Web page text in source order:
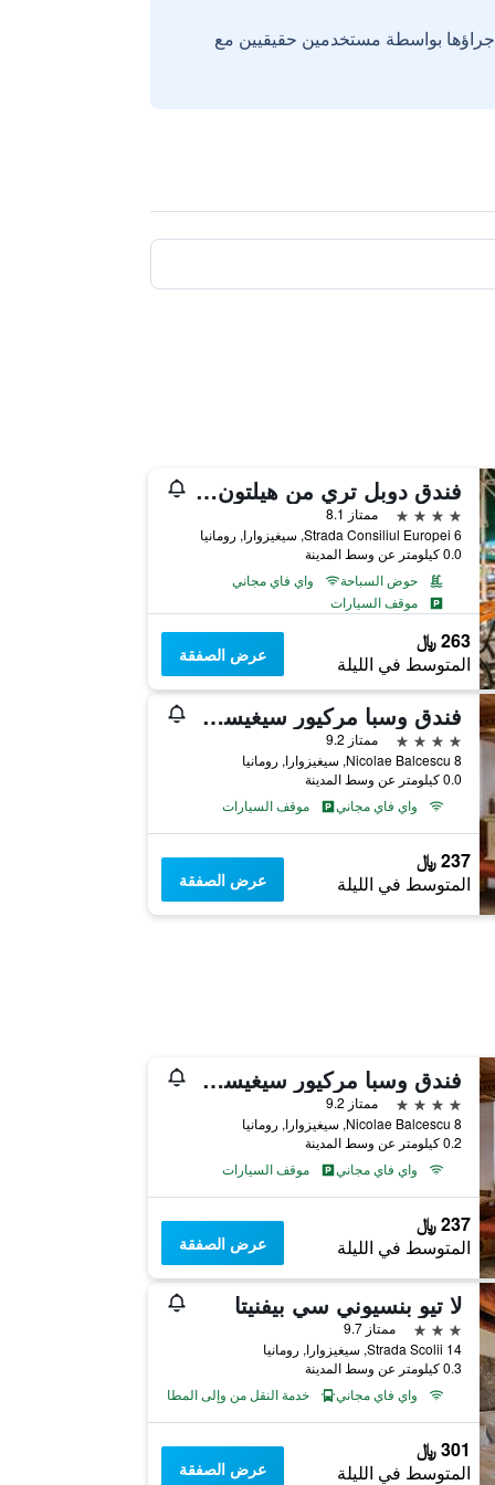
بواسطة مستخدمين حقيقيين مع
فندق دوبل تري من هيلتون سيغيسوارا - كافالير
4 نجوم
ممتاز 8.1
Strada Consiliul Europei 6, سيغيزوارا, رومانيا
0.0 كيلومتر عن وسط المدينة
حوض السباحة
واي فاي مجاني
موقف السيارات
263 ﷼
المتوسط في الليلة عرض الصفقة
فندق وسبا مركيور سيغيسوارا بيندربوبي
4 نجوم
ممتاز 9.2
Nicolae Balcescu 8, سيغيزوارا, رومانيا
0.0 كيلومتر عن وسط المدينة
واي فاي مجاني
موقف السيارات
237 ﷼
المتوسط في الليلة عرض الصفقة
فندق وسبا مركيور سيغيسوارا بيندربوبي
4 نجوم
ممتاز 9.2
Nicolae Balcescu 8, سيغيزوارا, رومانيا
0.2 كيلومتر عن وسط المدينة
واي فاي مجاني
موقف السيارات
237 ﷼
المتوسط في الليلة عرض الصفقة
لا تيو بنسيوني سي بيفنيتا
3 نجوم
ممتاز 9.7
14 Strada Scolii, سيغيزوارا, رومانيا
0.3 كيلومتر عن وسط المدينة
واي فاي مجاني
خدمة النقل من وإلى المطار
301 ﷼
المتوسط في الليلة عرض الصفقة